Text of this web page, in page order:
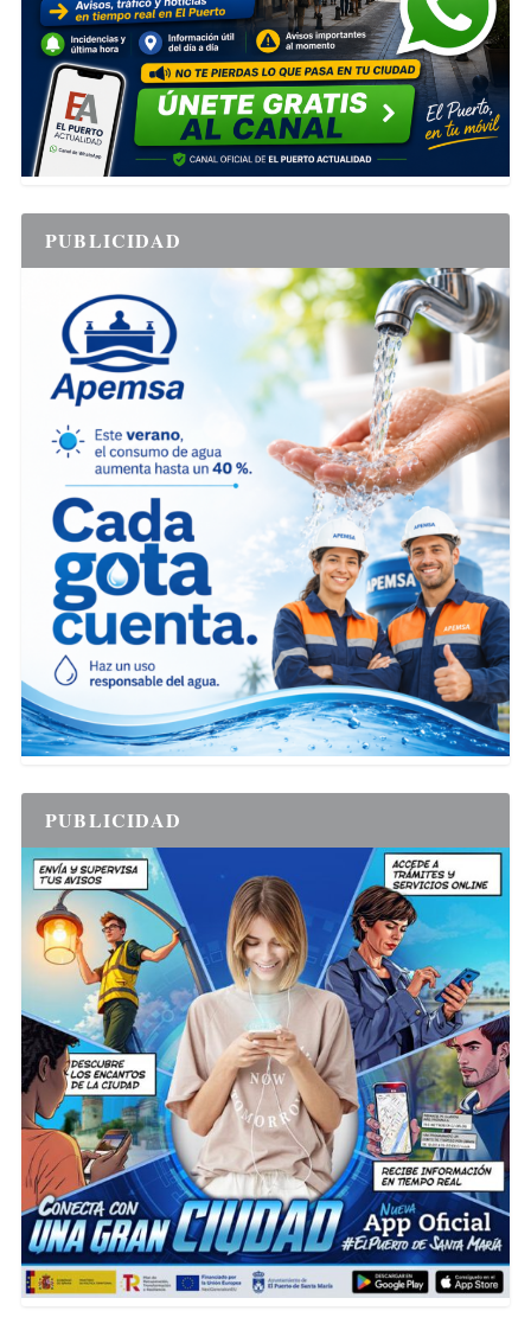
PUBLICIDAD
PUBLICIDAD